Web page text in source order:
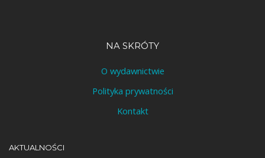
NA SKRÓTY
O wydawnictwie
Polityka prywatności
Kontakt
AKTUALNOŚCI